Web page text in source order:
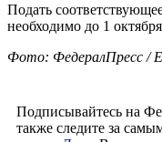
Подать
необходимо до 1
Фото: ФедералПресс /
Подписывайтесь на
также следите за